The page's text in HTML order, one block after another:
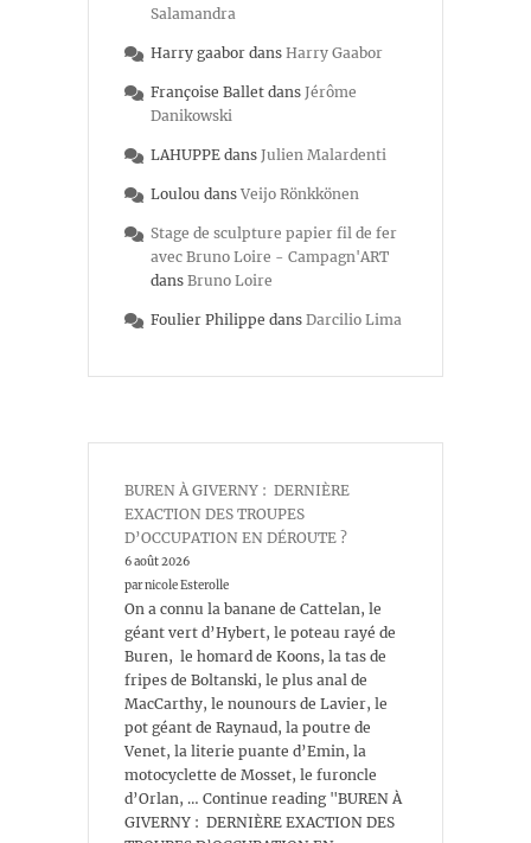
Salamandra
Harry gaabor dans Harry Gaabor
Françoise Ballet dans Jérôme
Danikowski
LAHUPPE dans Julien Malardenti
Loulou dans Veijo Rönkkönen
Stage de sculpture papier fil de fer
avec Bruno Loire - Campagn'ART
dans Bruno Loire
Foulier Philippe dans Darcilio Lima
BUREN À GIVERNY : DERNIÈRE
EXACTION DES TROUPES
D’OCCUPATION EN DÉROUTE ?
6 août 2026
par nicole Esterolle
On a connu la banane de Cattelan, le
géant vert d’Hybert, le poteau rayé de
Buren, le homard de Koons, la tas de
fripes de Boltanski, le plus anal de
MacCarthy, le nounours de Lavier, le
pot géant de Raynaud, la poutre de
Venet, la literie puante d’Emin, la
motocyclette de Mosset, le furoncle
d’Orlan, … Continue reading "BUREN À
GIVERNY : DERNIÈRE EXACTION DES